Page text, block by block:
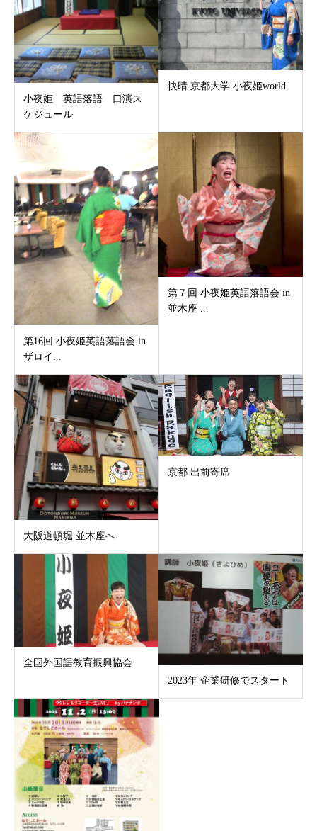
小夜姫 英語落語 口演ス
ケジュール
快晴 京都大学 小夜姫world
第16回 小夜姫英語落語会 in
ザロイ...
第７回 小夜姫英語落語会 in
並木座 ...
大阪道頓堀 並木座へ
京都 出前寄席
全国外国語教育振興協会
2023年 企業研修でスタート